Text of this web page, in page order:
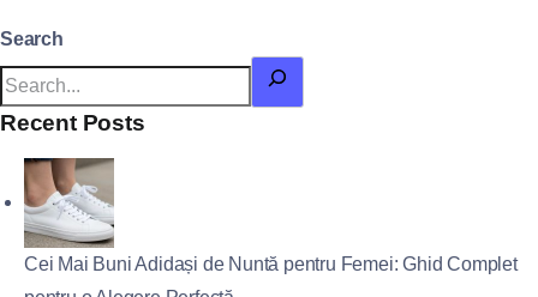
Search
Recent Posts
Cei Mai Buni Adidași de Nuntă pentru Femei: Ghid Complet